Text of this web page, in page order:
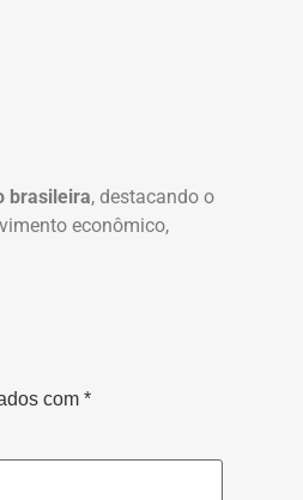
brasileira, destacando o
econômico,
com *